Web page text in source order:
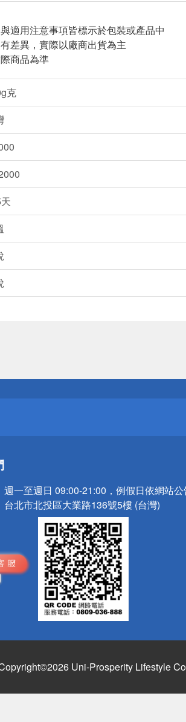
適用注意事項皆標示於包裝或產品中
差異，實際以廠商出貨為主
商品為準
克
週一至週日 09:00-21:00，例假日依網站
台北市北投區大業路136號5樓 (台灣)
Uni-Prosperity Lifestyle